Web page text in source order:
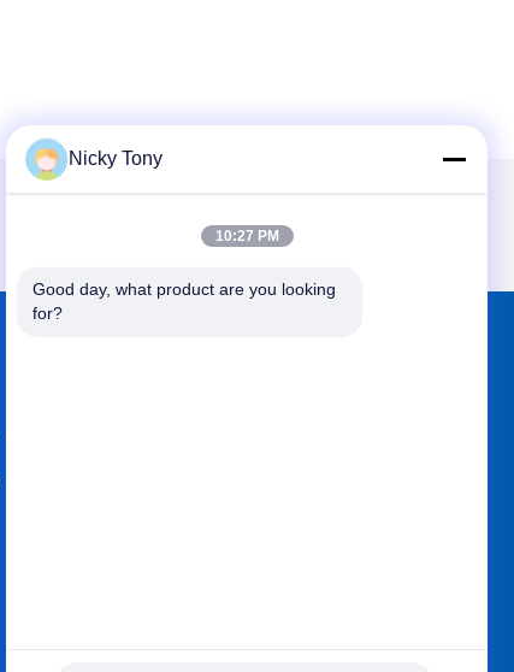
Nicky Tony
10:27 PM
Good day, what product are you looking
for?